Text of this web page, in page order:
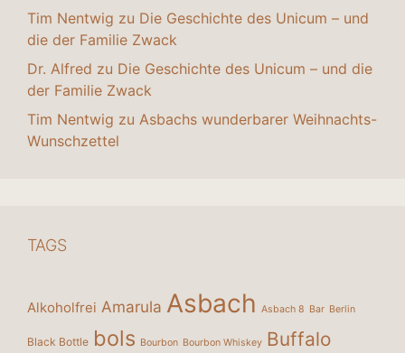
Tim Nentwig zu Die Geschichte des Unicum – und
die der Familie Zwack
Dr. Alfred zu Die Geschichte des Unicum – und die
der Familie Zwack
Tim Nentwig zu Asbachs wunderbarer Weihnachts-
Wunschzettel
TAGS
Alkoholfrei Amarula Asbach Asbach 8 Bar Berlin
Black Bottle bols Bourbon Bourbon Whiskey Buffalo